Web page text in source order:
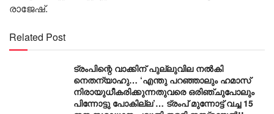
രാജേഷ്.
Related Post
ട്രംപിന്റെ വാക്കിന് പുല്ലുവില നൽകി
നെതന്യാഹു… ‘എന്തു പറഞ്ഞാലും ഹമാസ്
നിരായുധീകരിക്കുന്നതുവരെ ഒരിഞ്ചുപോലും
പിന്നോട്ടു പോകില്ല’… ട്രംപ് മുന്നോ‌ട്ട് വച്ച 15